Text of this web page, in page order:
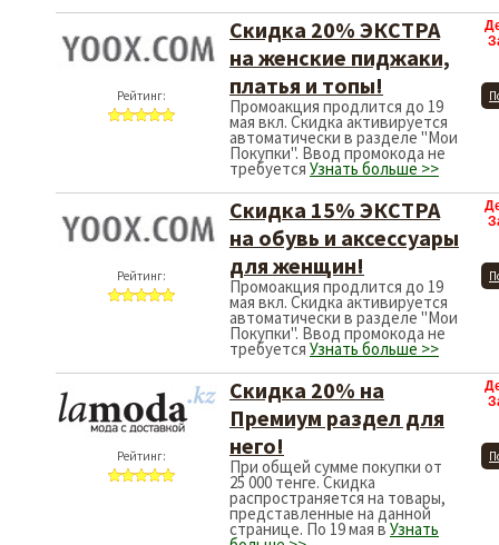
Рейтинг:
Скидка 20% ЭКСТРА
на женские пиджаки,
платья и топы!
Промоакция продлится до 19
мая вкл. Скидка активируется
автоматически в разделе "Мои
Покупки". Ввод промокода не
требуется Узнать больше >>
Рейтинг:
Скидка 15% ЭКСТРА
на обувь и аксессуары
для женщин!
Промоакция продлится до 19
мая вкл. Скидка активируется
автоматически в разделе "Мои
Покупки". Ввод промокода не
требуется Узнать больше >>
Рейтинг:
Скидка 20% на
Премиум раздел для
него!
При общей сумме покупки от
25 000 тенге. Скидка
распространяется на товары,
представленные на данной
странице. По 19 мая вУзнать